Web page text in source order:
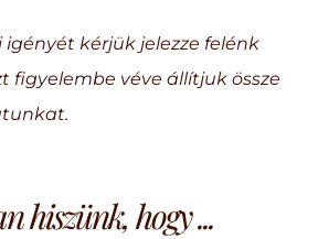
igényét kérjük jelezze felénk
figyelembe véve állítjuk össze
hiszünk, hogy...